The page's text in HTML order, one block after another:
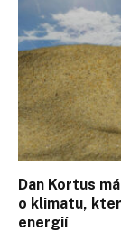
Dan Kortus
o klimatu,
energií